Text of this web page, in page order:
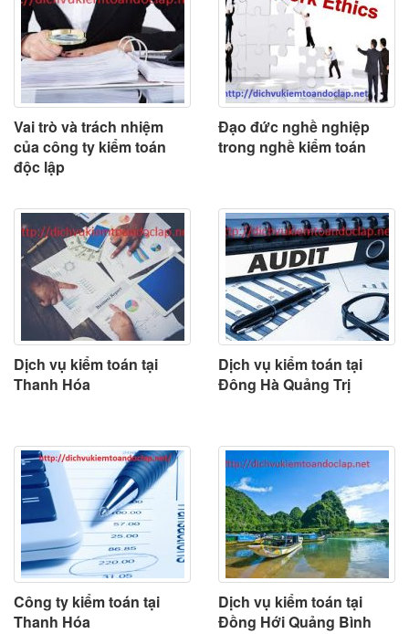
Vai trò và trách nhiệm
của công ty kiểm toán
độc lập
Đạo đức nghề nghiệp
trong nghề kiểm toán
Dịch vụ kiểm toán tại
Thanh Hóa
Dịch vụ kiểm toán tại
Đông Hà Quảng Trị
Công ty kiểm toán tại
Thanh Hóa
Dịch vụ kiểm toán tại
Đồng Hới Quảng Bình